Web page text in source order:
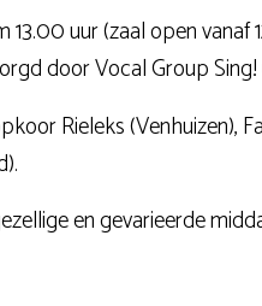
uur (zaal open vanaf
door Vocal Group
Rieleks (Venhuizen),
en gevarieerde